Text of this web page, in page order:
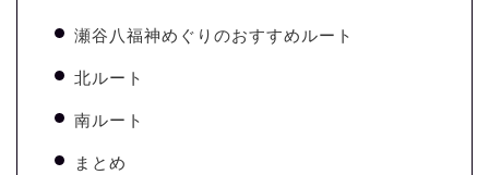
瀬谷八福神めぐりのおすすめルート
北ルート
南ルート
まとめ